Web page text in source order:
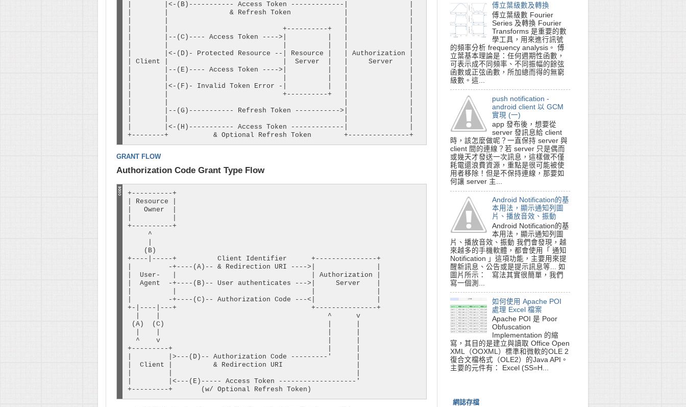
|        |<-(B)----------- Access Token -------------|               |
|        |               & Refresh Token             |               |
|        |                            +----------+   |               |
|        |--(C)---- Access Token ---->|          |   |               |
|        |<-(D)- Protected Resource --| Resource |   | Authorization |
| Client |                            |  Server  |   |     Server    |
|        |--(E)---- Access Token ---->|          |   |               |
|        |<-(F)- Invalid Token Error -|          |   |               |
|        |                            +----------+   |               |
|        |--(G)----------- Refresh Token ----------->|               |
|        |<-(H)----------- Access Token -------------|               |
+--------+           & Optional Refresh Token        +---------------+
GRANT FLOW
Authorization Code Grant Type Flow
+----------+
| Resource |
|   Owner  |
+----------+
     ^
    (B)
+----|-----+          Client Identifier      +---------------+
|         -+----(A)-- & Redirection URI ---->|               |
|  User-   |                                 | Authorization |
|  Agent  -+----(B)-- User authenticates --->|     Server    |
|         -+----(C)-- Authorization Code ---<|               |
+-|----|---+                                 +---------------+
  |    |                                         ^      v
(A)  (C)                                        |      |
  ^    v                                         |      |
+---------+                                      |      |
|         |>---(D)-- Authorization Code ---------'      |
|  Client |          & Redirection URI                  |
|         |<---(E)----- Access Token -------------------'
+---------+       (w/ Optional Refresh Token)
傅立葉級數及轉換
傅立葉級數 Fourier
Series 及轉換 Fourier
Transforms 是重要的數
學工具，用來進行訊號
的頻率分析 frequency analysis。 傅
立葉基本理論是：任何週期性函數，
可表示成不同頻率、不同振幅的餘弦
函數或正弦函數，所加總而得的無窮
級數。這...
push notification -
android client 以 GCM
實現 (一)
app 發布後，想要從
server 發訊息給 client
時，該怎麼做呢？一直保持 server 與
client 間的連線？若 server 只是偶而
或幾天才發送一次訊息，這樣做不僅
耗電還浪費資源，重點是很可能被使
用者移除！但是不保持連線，那要如
何讓 server 主...
Android Notification的基
本用法，顯示通知列圖
片、播放音效、振動
Android Notification的基
本用法，顯示通知列圖
片、播放音效、振動 我們會發現，越
來越多的手機軟體，都會使用「 通知
Notification 」這項功能，主要用來提
醒新訊息、公告或是提示訊息等... 如
圖片所示： 寫法其實很簡單，我們
寫一個測...
如何使用 Apache POI
處理 Excel 檔案
Apache POI 是 Poor
Obfuscation
Implementation 的縮
寫，其目的是建立與讀取 Office Open
XML（OOXML）標準和微軟的OLE 2
復合文檔格式（OLE2）的Java API。
主要的元件有： Excel (SS=H...
網誌存檔